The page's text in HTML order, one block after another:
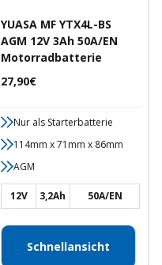
YUASA MF YTX4L-BS
AGM 12V 3Ah 50A/EN
Motorradbatterie
Angebotspreis
27,90€
Nur als Starterbatterie
114mm x 71mm x 86mm
AGM
12V 3,2Ah 50A/EN
Schnellansicht